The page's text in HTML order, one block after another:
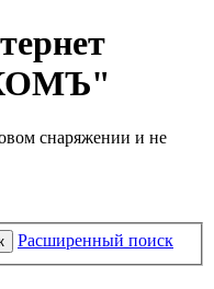
снаряжении и не
Расширенный поиск